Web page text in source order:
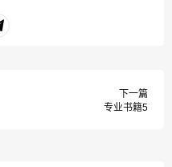
下一篇
专业书籍5